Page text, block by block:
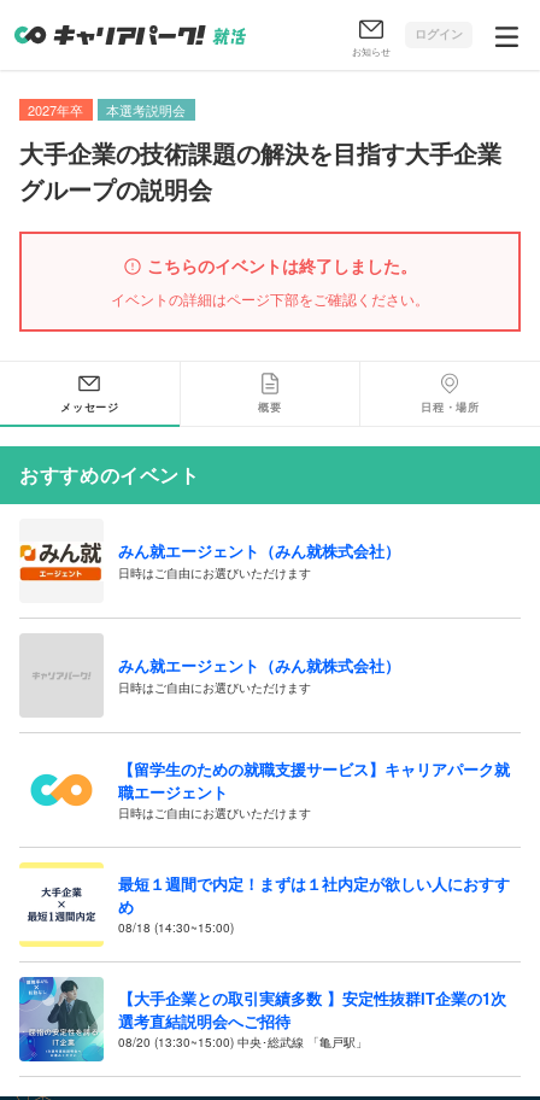
お知らせ
ログイン
2027年卒 本選考説明会
大手企業の技術課題の解決を目指す大手企業
グループの説明会
こちらのイベントは終了しました。
イベントの詳細はページ下部をご確認ください。
メッセージ 概要 日程・場所
おすすめのイベント
みん就エージェント（みん就株式会社）
日時はご自由にお選びいただけます
みん就エージェント（みん就株式会社）
日時はご自由にお選びいただけます
【留学生のための就職支援サービス】キャリアパーク就
職エージェント
日時はご自由にお選びいただけます
最短１週間で内定！まずは１社内定が欲しい人におすす
め
08/18 (14:30~15:00)
【大手企業との取引実績多数 】安定性抜群IT企業の1次
選考直結説明会へご招待
08/20 (13:30~15:00) 中央･総武線 「亀戸駅」